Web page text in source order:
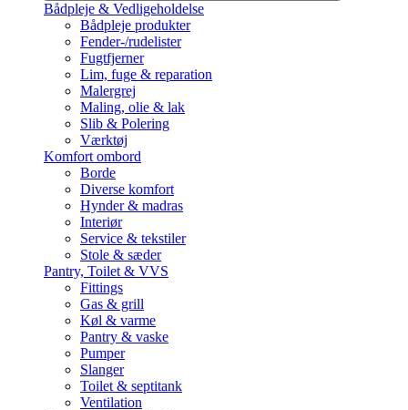
Bådpleje & Vedligeholdelse
Bådpleje produkter
Fender-/rudelister
Fugtfjerner
Lim, fuge & reparation
Malergrej
Maling, olie & lak
Slib & Polering
Værktøj
Komfort ombord
Borde
Diverse komfort
Hynder & madras
Interiør
Service & tekstiler
Stole & sæder
Pantry, Toilet & VVS
Fittings
Gas & grill
Køl & varme
Pantry & vaske
Pumper
Slanger
Toilet & septitank
Ventilation